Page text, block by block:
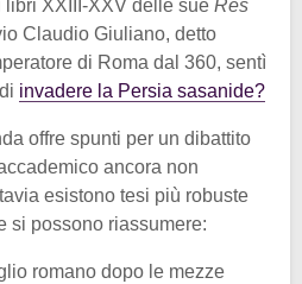
libri XXIII-XXV delle sue Res
Claudio Giuliano, detto
di Roma dal 360, sentì
invadere la Persia sasanide?
offre spunti per un dibattito
ancora non
esistono tesi più robuste
si possono riassumere:
romano dopo le mezze